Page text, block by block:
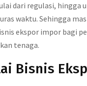
dari regulasi, hingga
waktu. Sehingga
ekspor impor bagi
tenaga.
Bisnis